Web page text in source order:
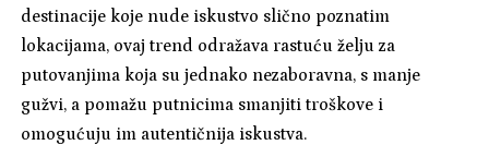
destinacije koje nude iskustvo slično poznatim
lokacijama, ovaj trend odražava rastuću želju za
putovanjima koja su jednako nezaboravna, s manje
gužvi, a pomažu putnicima smanjiti troškove i
omogućuju im autentičnija iskustva.